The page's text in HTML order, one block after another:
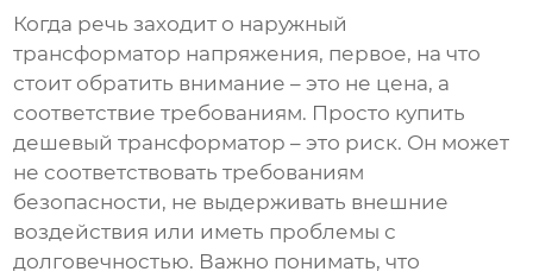
Когда речь заходит о наружный
трансформатор напряжения, первое, на что
стоит обратить внимание – это не цена, а
соответствие требованиям. Просто купить
дешевый трансформатор – это риск. Он может
не соответствовать требованиям
безопасности, не выдерживать внешние
воздействия или иметь проблемы с
долговечностью. Важно понимать, что